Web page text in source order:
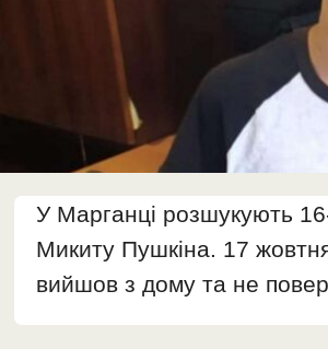
У Марганці розшукують
Микиту Пушкіна. 17
вийшов з дому та не